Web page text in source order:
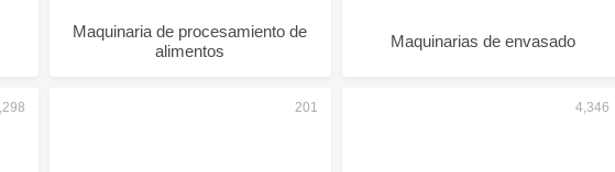
Maquinaria de procesamiento de
alimentos
Maquinarias de envasado